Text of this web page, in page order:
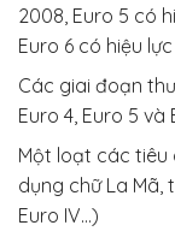
2008, Euro 5 có
Euro 6 có hiệu
Các giai đoạn
Euro 4, Euro 5
Một loạt các tiêu
dụng chữ La Mã,
Euro IV…)